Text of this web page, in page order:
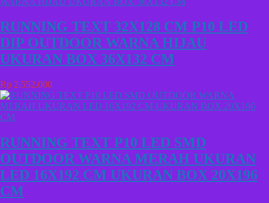
RUNNING TEXT 32X128 CM P10 LED
DIP OUTDOOR WARNA HIJAU
UKURAN BOX 36X132 CM
Rp 2.552.000
RUNNING TEXT P10 LED SMD
OUTDOOR WARNA MERAH UKURAN
LED 16X192 CM UKURAN BOX 20X196
CM